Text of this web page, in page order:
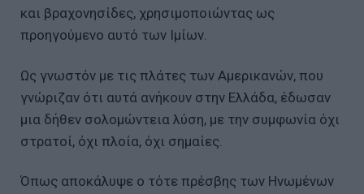
και βραχονησίδες, χρησιμοποιώντας ως
προηγούμενο αυτό των Ιμίων.
Ως γνωστόν με τις πλάτες των Αμερικανών, που
γνώριζαν ότι αυτά ανήκουν στην Ελλάδα, έδωσαν
μια δήθεν σολομώντεια λύση, με την συμφωνία όχι
στρατοί, όχι πλοία, όχι σημαίες.
Όπως αποκάλυψε ο τότε πρέσβης των Ηνωμένων